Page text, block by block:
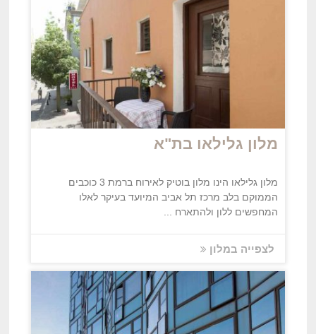
מלון גלילאו בת"א
מלון גלילאו הינו מלון בוטיק לאירוח ברמת 3 כוכבים
הממוקם בלב מרכז תל אביב המיועד בעיקר לאלו
המחפשים ללון ולהתארח ...
לצפייה במלון